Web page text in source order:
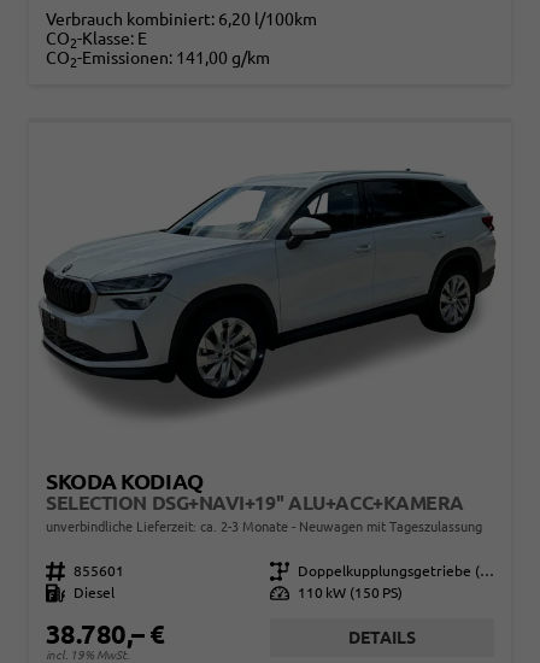
Verbrauch kombiniert: 6,20 l/100km
CO2-Klasse: E
CO2-Emissionen: 141,00 g/km
SKODA KODIAQ
SELECTION DSG+NAVI+19'' ALU+ACC+KAMERA
unverbindliche Lieferzeit: ca. 2-3 Monate Neuwagen mit Tageszulassung
Fahrzeugnr. 855601 Getriebe
Doppelkupplungsgetriebe (DSG)
Kraftstoff
Diesel Leistung 110 kW (150 PS)
38.780,– €
incl. 19% MwSt.
DETAILS